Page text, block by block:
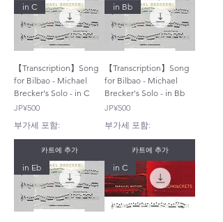
in C
【Transcription】Song
for Bilbao - Michael
Brecker's Solo - in C
가격
JP¥500
부가세 포함:
카트에 추가
in Bb
【Transcription】Song
for Bilbao - Michael
Brecker's Solo - in Bb
가격
JP¥500
부가세 포함:
카트에 추가
in Eb in C